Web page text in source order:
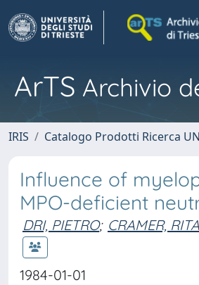
ArTS Archivio
IRIS Catalogo Prodotti Ricerca
Influence of
MPO-deficient
DRI, PIETRO; CRAMER, RITA
1984-01-01